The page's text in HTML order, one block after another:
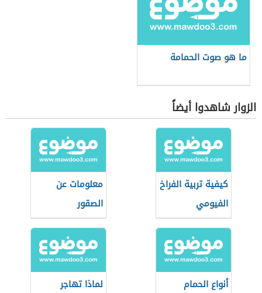
ما هو صوت الحمامة
الزوار شاهدوا أيضاً
كيفية تربية الفراخ
الفيومي
معلومات عن
الصقور
أنواع الحمام لماذا تهاجر